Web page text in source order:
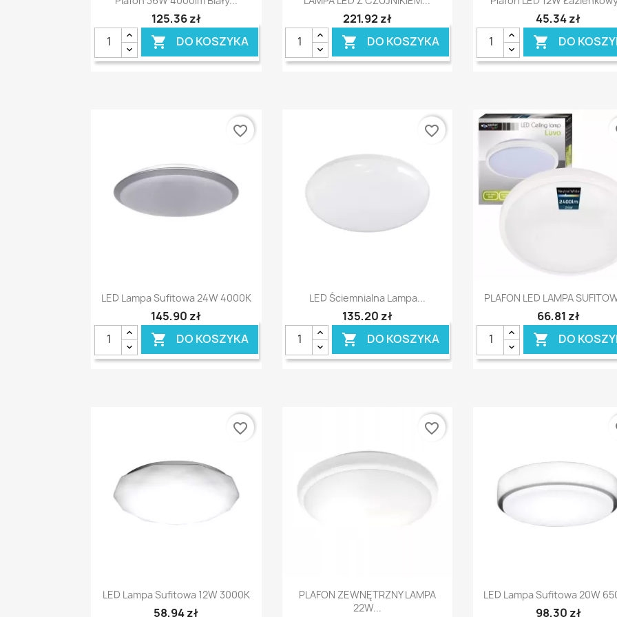
125,36 zł
 DO KOSZYKA
221,92 zł
 DO KOSZYKA
45,34 zł
 DO
Szybki podgląd
LED Lampa Sufitowa 24W 4000K
145,90 zł
 DO KOSZYKA
favorite_border
Szybki podgląd
LED Ściemnialna Lampa...
135,20 zł
 DO KOSZYKA
favorite_border
 Szybki podgląd
PLAFON LED LAMPA
66,81 zł
 DO
Szybki podgląd
LED Lampa Sufitowa 12W 3000K
58,94 zł
favorite_border
Szybki podgląd
PLAFON ZEWNĘTRZNY LAMPA
22W...
favorite_border
Szybki podgląd
LED Lampa Sufitowa 20W
98,30 zł